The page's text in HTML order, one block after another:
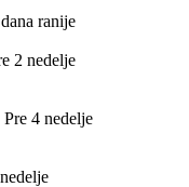
ranije
2 nedelje
Pre 4 nedelje